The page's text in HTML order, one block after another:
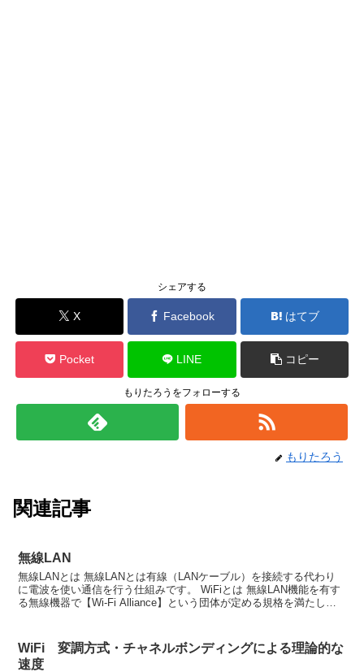
シェアする
X Facebook はてブ
Pocket LINE コピー
もりたろうをフォローする
もりたろう
関連記事
無線LAN
無線LANとは 無線LANとは有線（LANケーブル）を接続する代わり
に電波を使い通信を行う仕組みです。 WiFiとは 無線LAN機能を有す
る無線機器で【Wi-Fi Alliance】という団体が定める規格を満たした
WiFi 変調方式・チャネルボンディングによる理論的な
速度